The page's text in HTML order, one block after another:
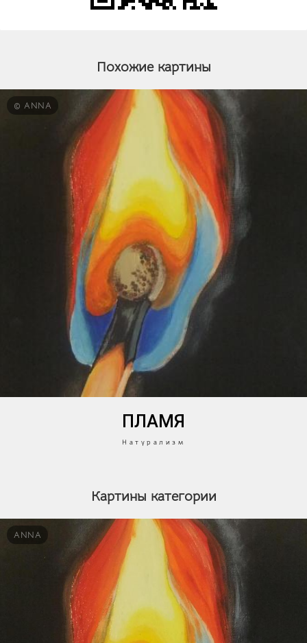
Похожие картины
© ANNA
ПЛАМЯ
Натурализм
Картины категории
ANNA